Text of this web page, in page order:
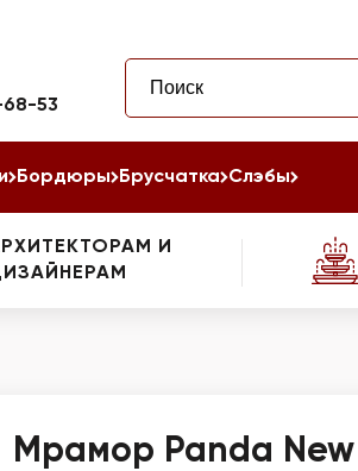
68-53
Бордюры Брусчатка Слэбы
И
Мрамор Panda New